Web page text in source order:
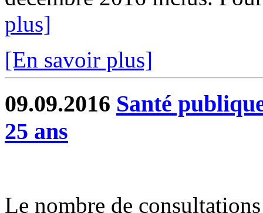
plus]
[En savoir plus]
09.09.2016 Santé
25 ans
Le nombre de